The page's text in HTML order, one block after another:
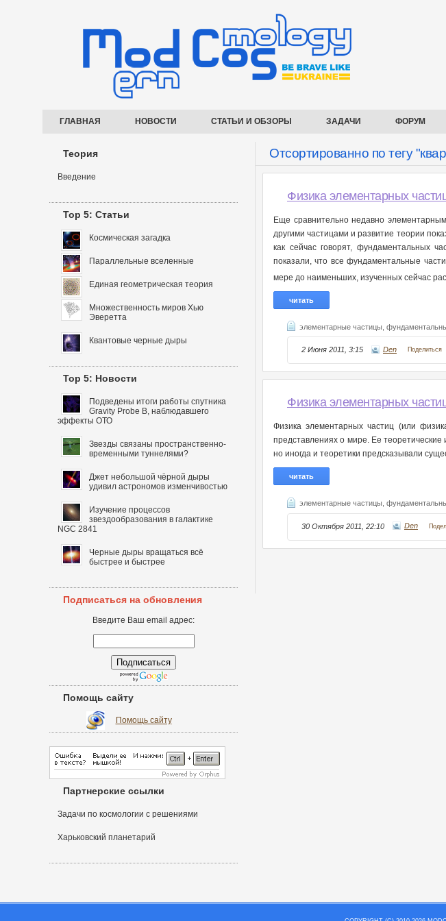
ГЛАВНАЯ НОВОСТИ СТАТЬИ И ОБЗОРЫ ЗАДАЧИ ФОРУМ
Отсортированно по тегу
Физика элементарных
Еще сравнительно недавно
другими частицами и развитие теории
как сейчас говорят, фундаментальных
показали, что все фундаментальные
мере до наименьших, изученных сейчас
читать
элементарные частицы,
2 Июня 2011, 3:15 Den Поделиться
Физика элементарных
Физика элементарных частиц (или
представлениях о мире. Ее
но иногда и теоретики предсказывали
читать
элементарные частицы,
30 Октября 2011, 22:10 Den
Теория
Введение
Top 5: Статьи
Космическая загадка
Параллельные вселенные
Единая геометрическая теория
Множественность миров Хью
Эверетта
Квантовые черные дыры
Top 5: Новости
Подведены итоги работы спутника
Gravity Probe B, наблюдавшего
эффекты ОТО
Звезды связаны пространственно-
временными туннелями?
Джет небольшой чёрной дыры
удивил астрономов изменчивостью
Изучение процессов
звездообразования в галактике
NGC 2841
Черные дыры вращаться всё
быстрее и быстрее
Подписаться на обновления
Введите Ваш email адрес:
Помощь сайту
Помощь сайту
Партнерские ссылки
Задачи по космологии с решениями
Харьковский планетарий